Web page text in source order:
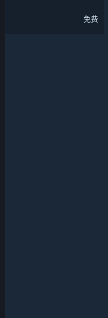
免费